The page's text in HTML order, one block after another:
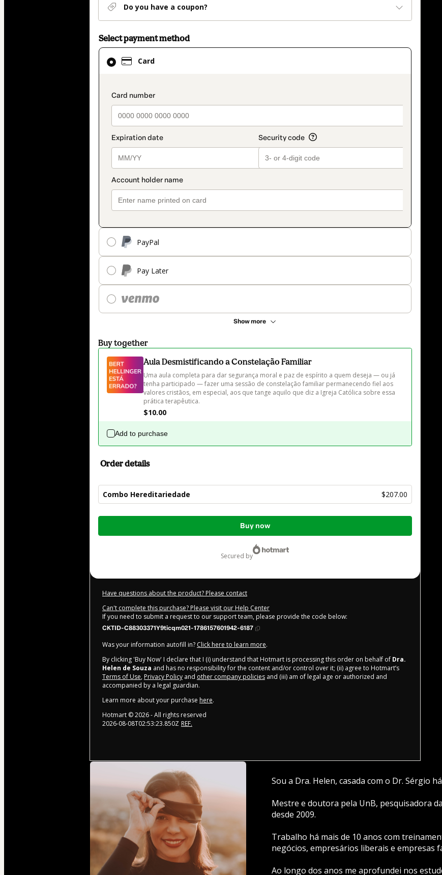
Do you have a coupon?
Select payment method
Card
payment_data.section_title_v2
PayPal
Pay Later
Show more
Card
selected
method
Buy together
Aula Desmistificando a Constelação Familiar
Uma aula completa para dar segurança moral e paz de espírito a quem deseja — ou já
tenha participado — fazer uma sessão de constelação familiar permanecendo fiel aos
valores cristãos, em especial, aos que tange aquilo que diz a Igreja Católica sobre essa
prática terapêutica.
$10.00
Add to purchase
Order details
Combo Hereditariedade $207.00
Total
Buy now
secured by
Have questions about the product? Please contact
Can't complete this purchase? Please visit our Help Center
If you need to submit a request to our support team, please provide the code below:
CKTID-C88303371Y9ticqm021-1786157601942-6187
Was your information autofill in? Click here to learn more.
By clicking 'Buy Now' I declare that I (i) understand that Hotmart is processing this order on behalf of Dra.
Helen de Souza and has no responsibility for the content and/or control over it; (ii) agree to Hotmart’s
Terms of Use, Privacy Policy and other company policies and (iii) am of legal age or authorized and
accompanied by a legal guardian.
Learn more about your purchase here.
Hotmart ©2026- All rights reserved
2026-08-08T02:53:23.850Z REF.
Sou a Dra. Helen, casada com o Dr. Sérgio
Mestre e doutora pela UnB, pesquisadora
desde 2009.
Trabalho há mais de 10 anos com
negócios, empresários liberais e empresas
Ao longo dos anos me aprofundei nos